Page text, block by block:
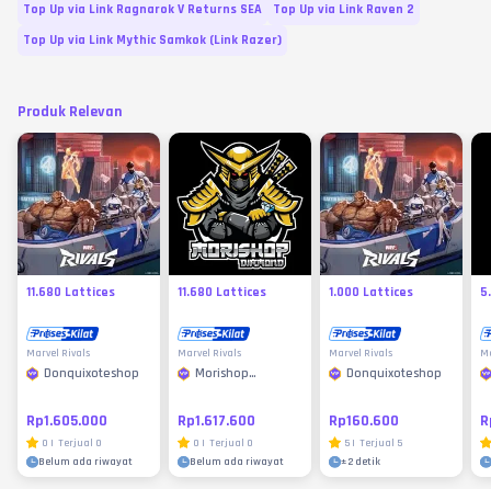
Top Up via Link Ragnarok V Returns SEA
Top Up via Link Raven 2
Top Up via Link Mythic Samkok (Link Razer)
Produk Relevan
11.680 Lattices
Marvel Rivals
Donquixoteshop
Rp1.605.000
0 | Terjual 0
Belum ada riwayat
11.680 Lattices
Marvel Rivals
Morishop
Rp1.617.600
0 | Terjual 0
Belum ada riwayat
1.000 Lattices
Marvel Rivals
Donquixoteshop
Rp160.600
5 | Terjual 5
±2 detik